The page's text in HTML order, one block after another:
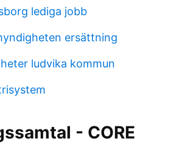
lediga jobb
ersättning
ludvika kommun
- CORE